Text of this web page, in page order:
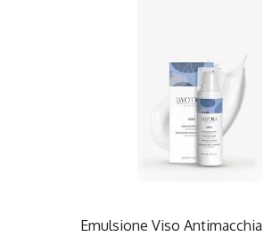
DETTAGLI
Emulsione Viso